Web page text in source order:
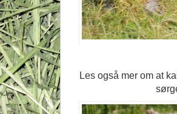
Les også mer om at